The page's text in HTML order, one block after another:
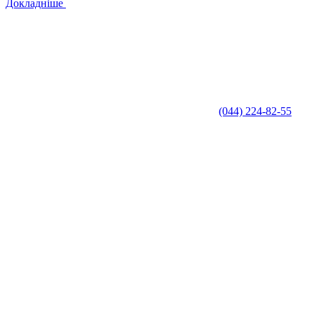
Докладніше
(044) 224-82-55